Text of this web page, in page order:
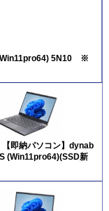
5N10 ※
即納パソコン】dynab
(Win11pro64)(SSD新